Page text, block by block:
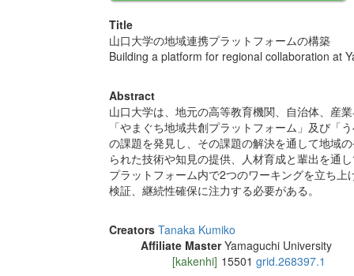
Title
山口大学の地域連携プラットフォームの構築
Building a platform for regional collaboration at
Abstract
山口大学は、地元の高等教育機関、自治体、産
「やまぐち地域共創プラットフォーム」及び「
の課題を発見し、その課題の解決を通して地域
られた技術や知見の提供、人材育成と輩出を通
プラットフォーム内で2つのワーキングを立ち
検証、継続性確保に注力する必要がある。
Creators Tanaka Kumiko
Affiliate Master Yamaguchi University
[kakenhi] 15501 grid.268397.1